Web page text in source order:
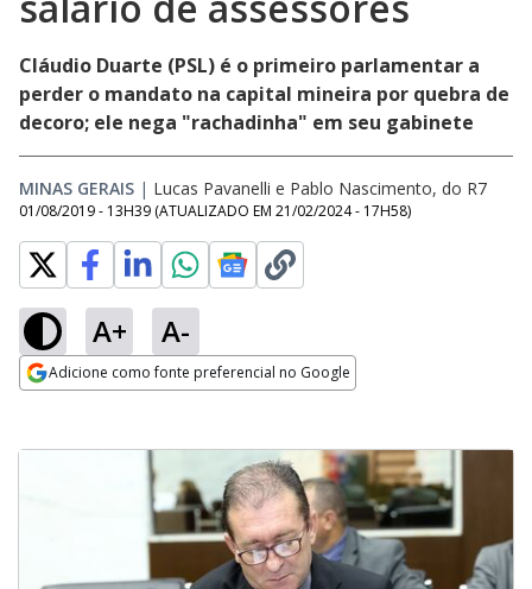
Cláudio Duarte (PSL) é o primeiro parlamentar a
perder o mandato na capital mineira por quebra de
decoro; ele nega "rachadinha" em seu gabinete
MINAS GERAIS | Lucas Pavanelli e Pablo Nascimento, do R7
01/08/2019 - 13H39 (ATUALIZADO EM 21/02/2024 - 17H58)
A+ A-
Adicione como fonte preferencial no Google